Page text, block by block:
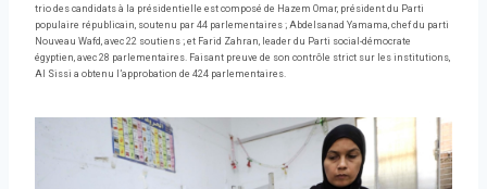
trio des candidats à la présidentielle est composé de Hazem Omar, président du Parti
populaire républicain, soutenu par 44 parlementaires ; Abdelsanad Yamama, chef du parti
Nouveau Wafd, avec 22 soutiens ; et Farid Zahran, leader du Parti social-démocrate
égyptien, avec 28 parlementaires. Faisant preuve de son contrôle strict sur les institutions,
Al Sissi a obtenu l’approbation de 424 parlementaires.